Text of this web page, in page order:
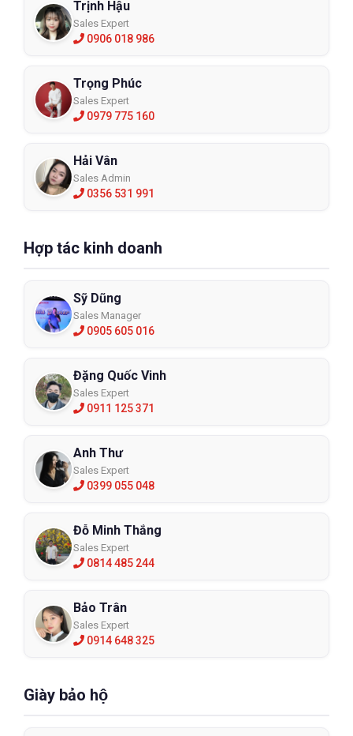
Trịnh Hậu
Sales Expert
0906 018 986
Trọng Phúc
Sales Expert
0979 775 160
Hải Vân
Sales Admin
0356 531 991
Hợp tác kinh doanh
Sỹ Dũng
Sales Manager
0905 605 016
Đặng Quốc Vinh
Sales Expert
0911 125 371
Anh Thư
Sales Expert
0399 055 048
Đỗ Minh Thắng
Sales Expert
0814 485 244
Bảo Trân
Sales Expert
0914 648 325
Giày bảo hộ